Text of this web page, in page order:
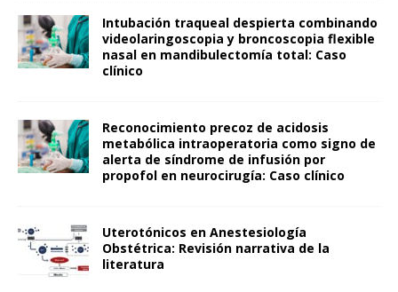
Intubación traqueal despierta combinando
videolaringoscopia y broncoscopia flexible
nasal en mandibulectomía total: Caso
clínico
Reconocimiento precoz de acidosis
metabólica intraoperatoria como signo de
alerta de síndrome de infusión por
propofol en neurocirugía: Caso clínico
Uterotónicos en Anestesiología
Obstétrica: Revisión narrativa de la
literatura